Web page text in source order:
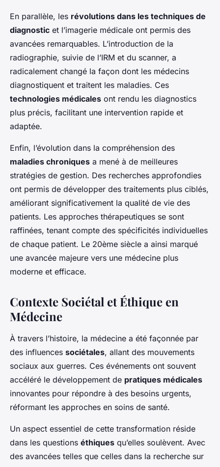
En parallèle, les révolutions dans les techniques de
diagnostic et l’imagerie médicale ont permis des
avancées remarquables. L’introduction de la
radiographie, suivie de l’IRM et du scanner, a
radicalement changé la façon dont les médecins
diagnostiquent et traitent les maladies. Ces
technologies médicales ont rendu les diagnostics
plus précis, facilitant une intervention rapide et
adaptée.
Enfin, l’évolution dans la compréhension des
maladies chroniques a mené à de meilleures
stratégies de gestion. Des recherches approfondies
ont permis de développer des traitements plus ciblés,
améliorant significativement la qualité de vie des
patients. Les approches thérapeutiques se sont
raffinées, tenant compte des spécificités individuelles
de chaque patient. Le 20ème siècle a ainsi marqué
une avancée majeure vers une médecine plus
moderne et efficace.
Contexte Sociétal et Éthique en
Médecine
À travers l’histoire, la médecine a été façonnée par
des influences sociétales, allant des mouvements
sociaux aux guerres. Ces événements ont souvent
accéléré le développement de pratiques médicales
innovantes pour répondre à des besoins urgents,
réformant les approches en soins de santé.
Un aspect essentiel de cette transformation réside
dans les questions éthiques qu’elles soulèvent. Avec
des avancées telles que celles dans la recherche sur